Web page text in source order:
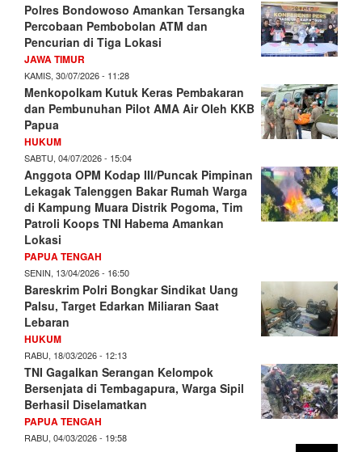
Polres Bondowoso Amankan Tersangka
Percobaan Pembobolan ATM dan
Pencurian di Tiga Lokasi
JAWA TIMUR
KAMIS, 30/07/2026 - 11:28
Menkopolkam Kutuk Keras Pembakaran
dan Pembunuhan Pilot AMA Air Oleh KKB
Papua
HUKUM
SABTU, 04/07/2026 - 15:04
Anggota OPM Kodap III/Puncak Pimpinan
Lekagak Talenggen Bakar Rumah Warga
di Kampung Muara Distrik Pogoma, Tim
Patroli Koops TNI Habema Amankan
Lokasi
PAPUA TENGAH
SENIN, 13/04/2026 - 16:50
Bareskrim Polri Bongkar Sindikat Uang
Palsu, Target Edarkan Miliaran Saat
Lebaran
HUKUM
RABU, 18/03/2026 - 12:13
TNI Gagalkan Serangan Kelompok
Bersenjata di Tembagapura, Warga Sipil
Berhasil Diselamatkan
PAPUA TENGAH
RABU, 04/03/2026 - 19:58